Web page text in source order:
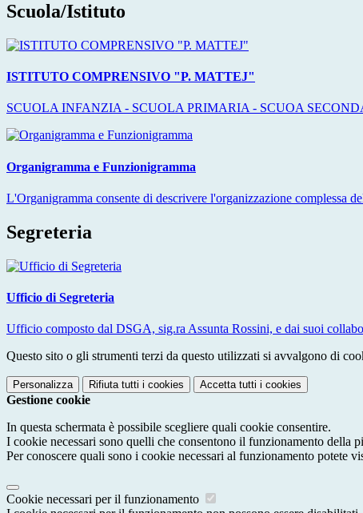
Scuola/Istituto
ISTITUTO COMPRENSIVO "P. MATTEJ"
SCUOLA INFANZIA - SCUOLA PRIMARIA - SCUOA
Organigramma e Funzionigramma
L'Organigramma consente di descrivere l'organizzazione complessa
Segreteria
Ufficio di Segreteria
Ufficio composto dal DSGA, sig.ra Assunta Rossini, e dai suoi
Questo sito o gli strumenti terzi da questo utilizzati si avvalgono di
Personalizza Rifiuta tutti i cookies Accetta tutti i cookies
Gestione cookie
In questa schermata è possibile scegliere quali cookie consentire.
I cookie necessari sono quelli che consentono il funzionamento della
Per conoscere quali sono i cookie necessari al funzionamento potete
Cookie necessari per il funzionamento